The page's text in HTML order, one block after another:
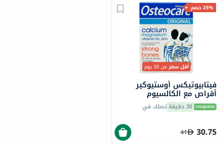
25% خصم
أقل سعرمن 30 يوم
فيتابيوتيكس أوستيوكير
أقراص مع الكالسيوم
والزنك لقوة العظام، 30 قرص
30 دقيقة تصلك في
30.75
41